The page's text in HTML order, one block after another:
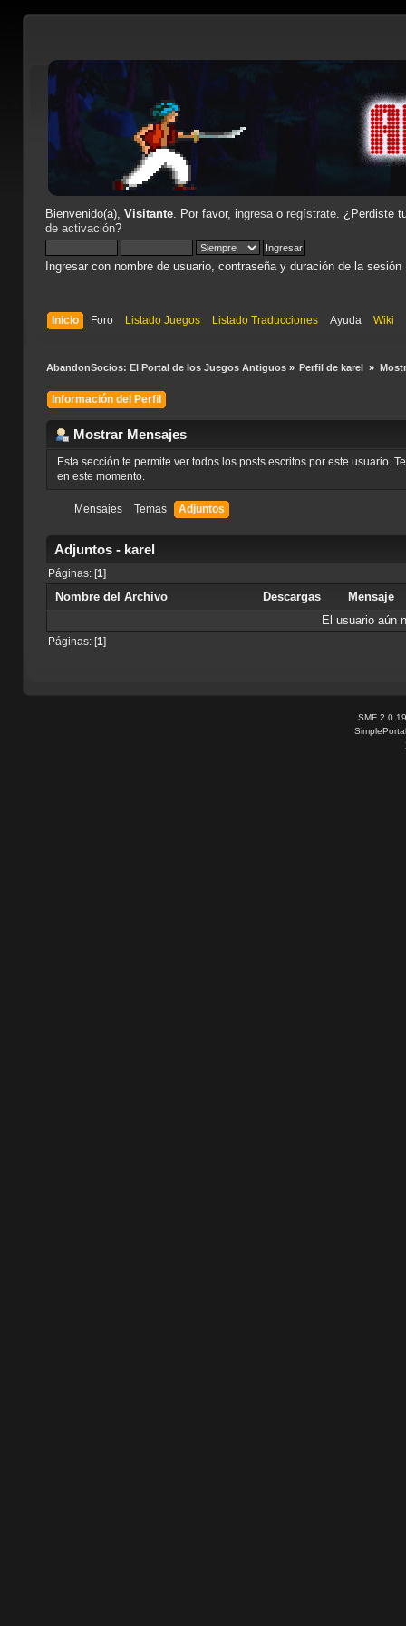
Bienvenido(a), Visitante. Por favor, ingresao regístrate. ¿Perdiste
de activación?
Ingresar con nombre de usuario, contraseña y duración de la sesión
Inicio Foro Listado Juegos Listado Traducciones Ayuda Wiki
AbandonSocios: El Portal de los Juegos Antiguos» Perfil de karel »
Información del Perfil
Mostrar Mensajes
Esta sección te permite ver todos los posts escritos por este usuario.
en este momento.
Mensajes Temas Adjuntos
Adjuntos - karel
Páginas: [1]
Nombre del Archivo Descargas
Mensaje
El usuario aún
Páginas: [1]
SMF 2.0.19